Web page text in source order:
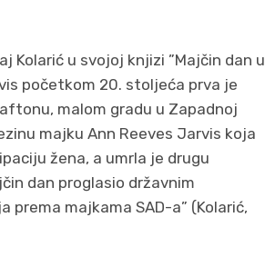
Kolarić u svojoj knjizi ”Majčin dan u
početkom 20. stoljeća prva je
malom gradu u Zapadnoj
majku Ann Reeves Jarvis koja
žena, a umrla je drugu
dan proglasio državnim
prema majkama SAD-a” (Kolarić,